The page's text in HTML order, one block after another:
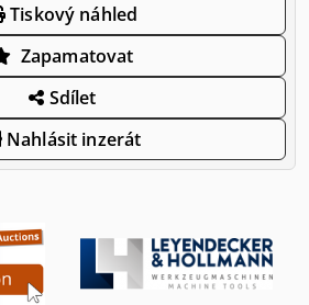
Tiskový náhled
Zapamatovat
Sdílet
Nahlásit inzerát